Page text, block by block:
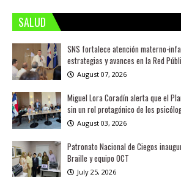
SALUD
SNS fortalece atención materno-
estrategias y avances en la Red
August 07, 2026
Miguel Lora Coradín alerta que el
sin un rol protagónico de los
August 03, 2026
Patronato Nacional de Ciegos
Braille y equipo OCT
July 25, 2026